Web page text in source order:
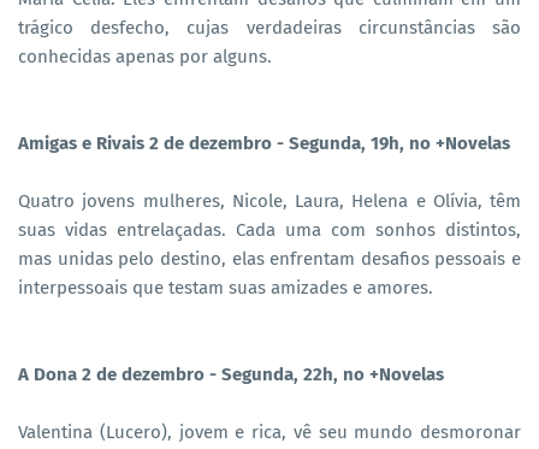
trágico desfecho, cujas verdadeiras circunstâncias são
conhecidas apenas por alguns.
Amigas e Rivais 2 de dezembro - Segunda, 19h, no +Novelas
Quatro jovens mulheres, Nicole, Laura, Helena e Olívia, têm
suas vidas entrelaçadas. Cada uma com sonhos distintos,
mas unidas pelo destino, elas enfrentam desafios pessoais e
interpessoais que testam suas amizades e amores.
A Dona 2 de dezembro - Segunda, 22h, no +Novelas
Valentina (Lucero), jovem e rica, vê seu mundo desmoronar